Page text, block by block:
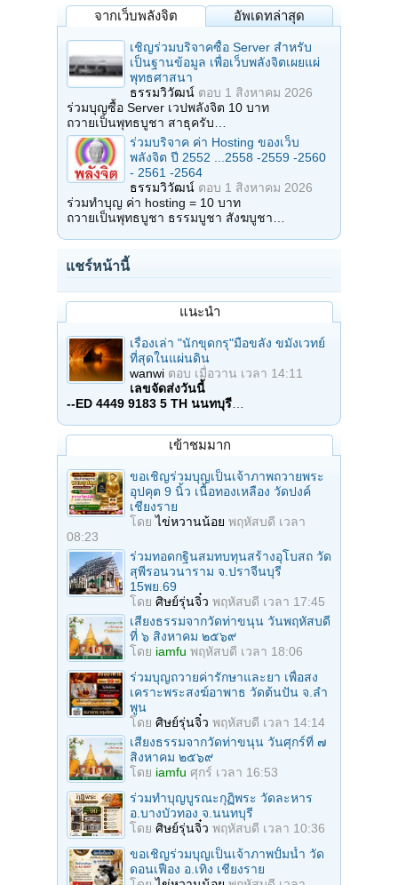
จากเว็บพลังจิต อัพเดทล่าสุด
เชิญร่วมบริจาคซื้อ Server สำหรับ
เป็นฐานข้อมูล เพื่อเว็บพลังจิตเผยแผ่
พุทธศาสนา
ธรรมวิวัฒน์ ตอบ 1 สิงหาคม 2026
ร่วมบุญซื้อ Server เวปพลังจิต 10 บาท
ถวายเป็นพุทธบูชา สาธุครับ…
ร่วมบริจาค ค่า Hosting ของเว็บ
พลังจิต ปี 2552 ...2558 -2559 -2560
- 2561 -2564
ธรรมวิวัฒน์ ตอบ 1 สิงหาคม 2026
ร่วมทำบุญ ค่า hosting = 10 บาท
ถวายเป็นพุทธบูชา ธรรมบูชา สังฆบูชา…
แชร์หน้านี้
แนะนำ
เรื่องเล่า "นักขุดกรุ"มือขลัง ขมังเวทย์
ที่สุดในแผ่นดิน
wanwi ตอบ เมื่อวาน เวลา 14:11
เลขจัดส่งวันนี้
--ED 4449 9183 5 TH นนทบุรี
เข้าชมมาก
ขอเชิญร่วมบุญเป็นเจ้าภาพถวายพระ
อุปคุต 9 นิ้ว เนื้อทองเหลือง วัดปงค์
เชียงราย
โดยไข่หวานน้อย พฤหัสบดี เวลา
08:23
ร่วมทอดกฐินสมทบทุนสร้างอุโบสถ วัด
สุพีรอนวนาราม จ.ปราจีนบุรี
15พย.69
โดย ศิษย์รุ่นจิ๋ว พฤหัสบดี เวลา 17:45
เสียงธรรมจากวัดท่าขนุน วันพฤหัสบดี
ที่ ๖ สิงหาคม ๒๕๖๙
โดย iamfu พฤหัสบดี เวลา 18:06
ร่วมบุญถวายค่ารักษาและยา เพื่อสง
เคราะพระสงฆ์อาพาธ วัดต้นปัน จ.ลํา
พูน
โดย ศิษย์รุ่นจิ๋ว พฤหัสบดี เวลา 14:14
เสียงธรรมจากวัดท่าขนุน วันศุกร์ที่ ๗
สิงหาคม ๒๕๖๙
โดย iamfu ศุกร์ เวลา 16:53
ร่วมทําบุญบูรณะกุฏิพระ วัดละหาร
อ.บางบัวทอง จ.นนทบุรี
โดย ศิษย์รุ่นจิ๋ว พฤหัสบดี เวลา 10:36
ขอเชิญร่วมบุญเป็นเจ้าภาพปั้มน้ำ วัด
ดอนเฟือง อ.เทิง เชียงราย